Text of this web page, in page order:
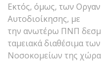
Εκτός, όμως, των
Αυτοδιοίκησης, με
την ανωτέρω ΠΝΠ
ταμειακά διαθέσιμα των
Νοσοκομείων της